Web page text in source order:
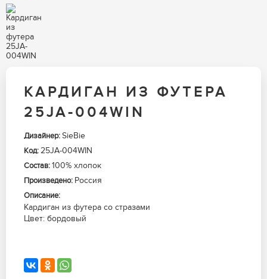
КАРДИГАН ИЗ ФУТЕРА
25JA-004WIN
Дизайнер:SieBie
Код:25JA-004WIN
Состав:100% хлопок
Произведено: Россия
Описание:
Кардиган из футера со стразами
Цвет: бордовый